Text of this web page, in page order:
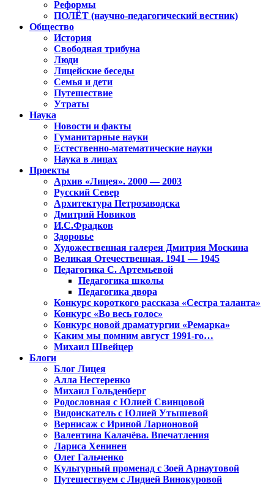
Реформы
ПОЛЁТ (научно-педагогический вестник)
Общество
История
Свободная трибуна
Люди
Лицейские беседы
Семья и дети
Путешествие
Утраты
Наука
Новости и факты
Гуманитарные науки
Естественно-математические науки
Наука в лицах
Проекты
Архив «Лицея». 2000 — 2003
Русский Север
Архитектура Петрозаводска
Дмитрий Новиков
И.С.Фрадков
Здоровье
Художественная галерея Дмитрия Москина
Великая Отечественная. 1941 — 1945
Педагогика С. Артемьевой
Педагогика школы
Педагогика двора
Конкурс короткого рассказа «Сестра таланта»
Конкурс «Во весь голос»
Конкурс новой драматургии «Ремарка»
Каким мы помним август 1991-го…
Михаил Швейцер
Блоги
Блог Лицея
Алла Нестеренко
Михаил Гольденберг
Родословная с Юлией Свинцовой
Видоискатель с Юлией Утышевой
Вернисаж с Ириной Ларионовой
Валентина Калачёва. Впечатления
Лариса Хенинен
Олег Гальченко
Культурный променад с Зоей Арнаутовой
Путешествуем с Лидией Винокуровой